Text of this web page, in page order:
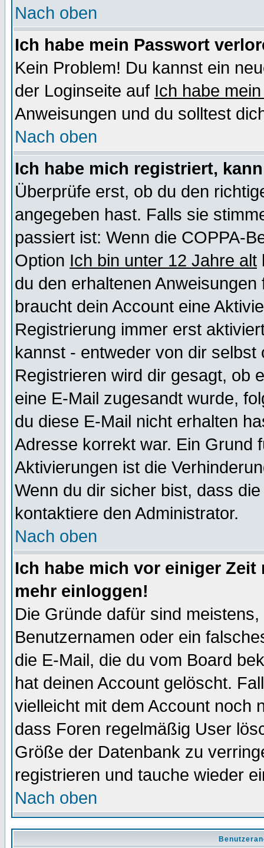
Nach oben
Ich habe mein Passwort
Kein Problem! Du kannst ein
der Loginseite auf Ich habe
Anweisungen und du solltest
Nach oben
Ich habe mich registriert,
Überprüfe erst, ob du den
angegeben hast. Falls sie
passiert ist: Wenn die COPPA-
Option Ich bin unter 12 Jahre alt
du den erhaltenen
braucht dein Account eine
Registrierung immer erst
kannst - entweder von dir selbst
Registrieren wird dir gesagt, ob
eine E-Mail zugesandt wurde,
du diese E-Mail nicht erhalten
Adresse korrekt war. Ein Grund
Aktivierungen ist die
Wenn du dir sicher bist, dass
kontaktiere den Administrator.
Nach oben
Ich habe mich vor einiger
mehr einloggen!
Die Gründe dafür sind
Benutzernamen oder ein
die E-Mail, die du vom Board
hat deinen Account gelöscht.
vielleicht mit dem Account noch
dass Foren regelmäßig User
Größe der Datenbank zu
registrieren und tauche wieder
Nach oben